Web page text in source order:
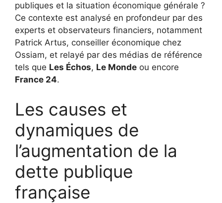
publiques et la situation économique générale ?
Ce contexte est analysé en profondeur par des
experts et observateurs financiers, notamment
Patrick Artus, conseiller économique chez
Ossiam, et relayé par des médias de référence
tels que Les Échos, Le Monde ou encore
France 24.
Les causes et
dynamiques de
l’augmentation de la
dette publique
française